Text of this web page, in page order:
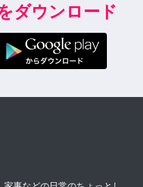
ダウンロード